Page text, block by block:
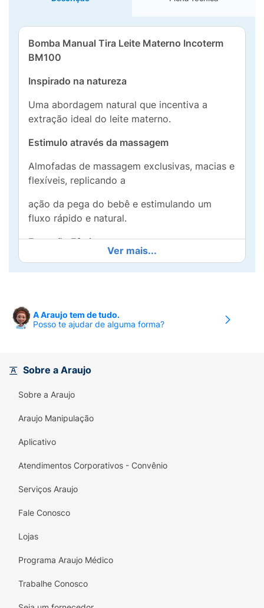
Bomba Manual Tira Leite Materno Incoterm
BM100
Inspirado na natureza
Uma abordagem natural que incentiva a
extração ideal do leite materno.
Estimulo através da massagem
Almofadas de massagem exclusivas, macias e
flexíveis, replicando a
ação da pega do bebê e estimulando um
fluxo rápido e natural.
Extração Efetiva
Com um design suave o vácuo criado imita a
* Desmontável;
* Silencioso;
* Controle de sucção manual;
* Almofada de silicone macia;
* Livre de BPA;
* Esterilizável.
Principais Características
Mais leite, naturalmente
A bomba manual tira leite materno Incoterm
BM100 oferece controle total do nível de
sucção e ritmo de bombeamento.
Eficácia comprovada clinicamente
As almofadas de massagem macias flexionam
Ver mais...
A Araujo tem de tudo.
Posso te ajudar de alguma forma?
Sobre a Araujo
Sobre a Araujo
Araujo Manipulação
Aplicativo
Atendimentos Corporativos - Convênio
Serviços Araujo
Fale Conosco
Lojas
Programa Araujo Médico
Trabalhe Conosco